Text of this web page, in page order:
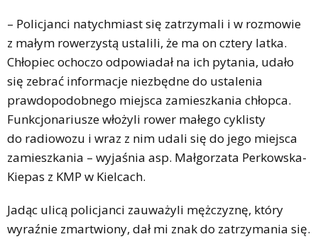
– Policjanci natychmiast się zatrzymali i w rozmowie
z małym rowerzystą ustalili, że ma on cztery latka.
Chłopiec ochoczo odpowiadał na ich pytania, udało
się zebrać informacje niezbędne do ustalenia
prawdopodobnego miejsca zamieszkania chłopca.
Funkcjonariusze włożyli rower małego cyklisty
do radiowozu i wraz z nim udali się do jego miejsca
zamieszkania – wyjaśnia asp. Małgorzata Perkowska-
Kiepas z KMP w Kielcach.
Jadąc ulicą policjanci zauważyli mężczyznę, który
wyraźnie zmartwiony, dał mi znak do zatrzymania się.